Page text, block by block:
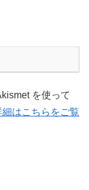
を使って
はこちらをご覧